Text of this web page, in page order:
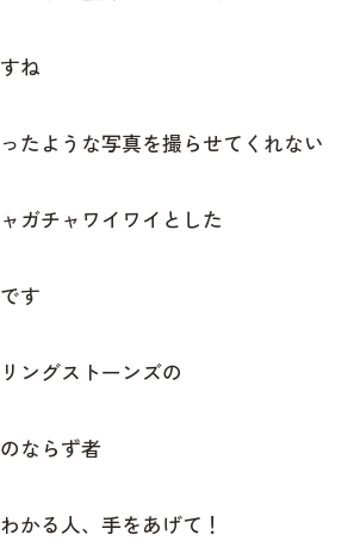
ね
たような写真を撮らせてくれない
ガチャワイワイとした
す
ングストーンズの
ならず者
かる人、手をあげて！